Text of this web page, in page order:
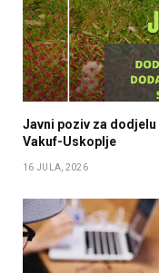
Javni poziv za
Vakuf-Uskoplje
16 JULA, 2026